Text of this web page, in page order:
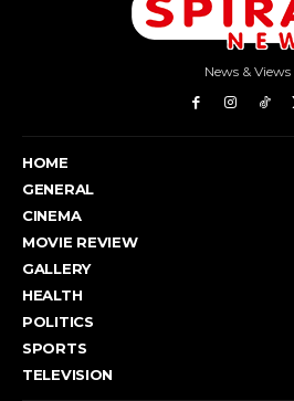
News & Views
HOME
GENERAL
CINEMA
MOVIE REVIEW
GALLERY
HEALTH
POLITICS
SPORTS
TELEVISION